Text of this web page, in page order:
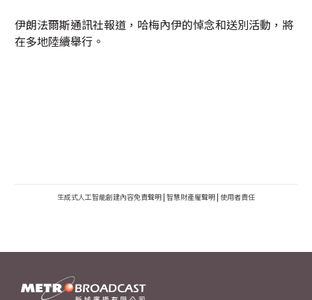
伊朗法爾斯通訊社報道，哈梅內伊的悼念和送別活動，將
在多地陸續舉行。
生成式人工智能創建內容免責聲明 | 智慧財產權聲明 | 使用者責任